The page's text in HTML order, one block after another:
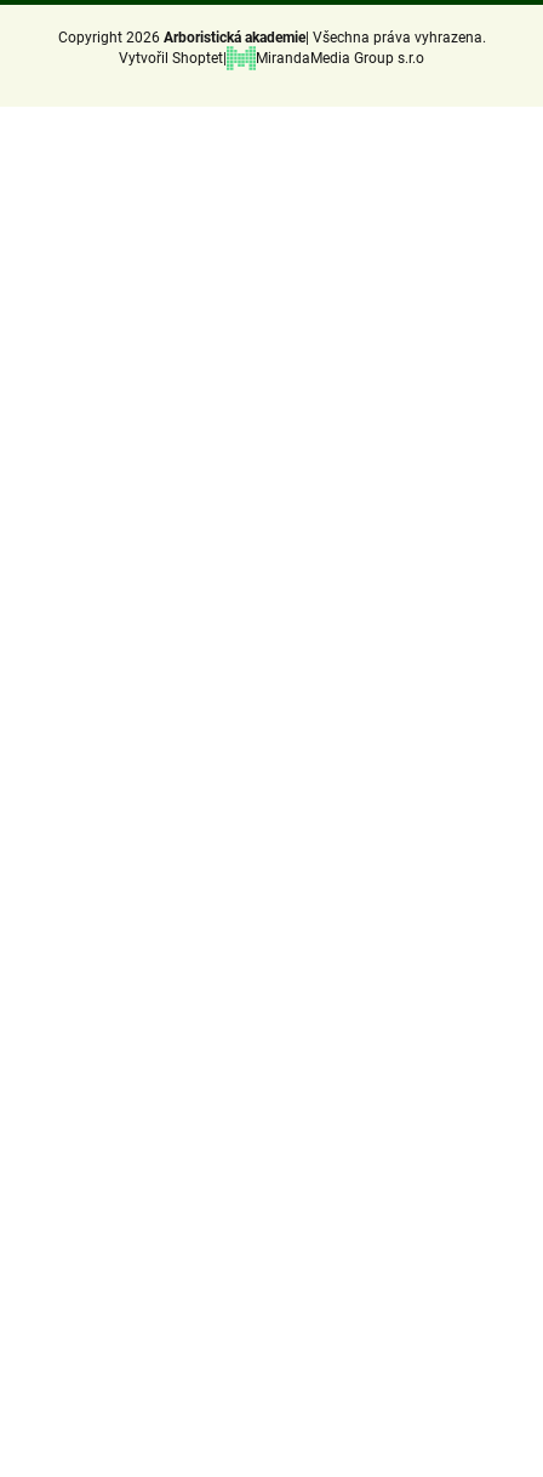
Vytvořil Shoptet MirandaMedia Group s.r.o
Copyright 2026 Arboristická akademie Všechna práva vyhrazena.